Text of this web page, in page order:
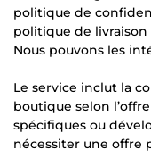
politique de
politique de
Nous pouvons les
Le service inclut la
boutique selon
spécifiques ou
nécessiter une offre